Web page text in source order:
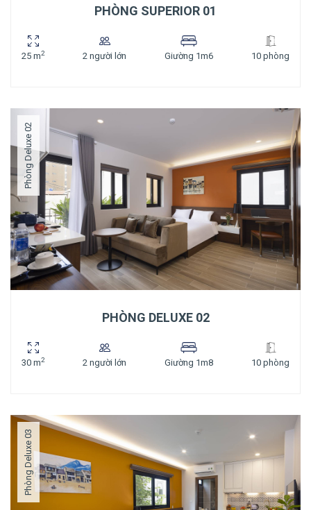
PHÒNG SUPERIOR 01
25 m2 2 người lớn Giường 1m6 10 phòng
Phòng Deluxe 02
PHÒNG DELUXE 02
30 m2 2 người lớn Giường 1m8 10 phòng
Phòng Deluxe 03